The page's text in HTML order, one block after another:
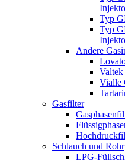
Typ
Typ
Andere
Valtek
Vialle
Gasfilter
Schlauch und Rohr
LPG-